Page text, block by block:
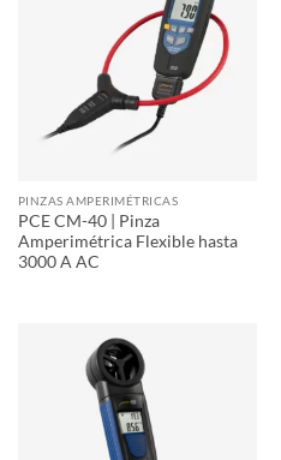
PINZAS AMPERIMÉTRICAS
PCE CM-40 | Pinza
Amperimétrica Flexible hasta
3000 A AC